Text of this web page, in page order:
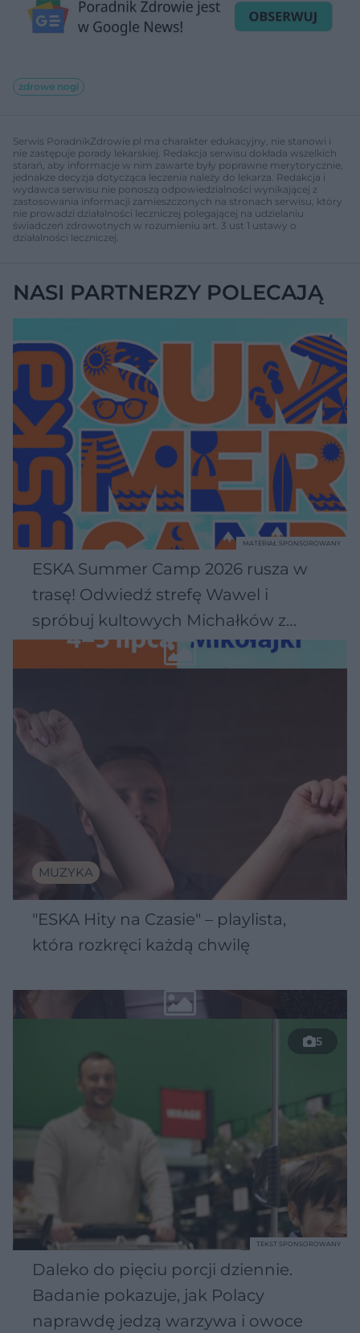
zdrowe nogi
Serwis PoradnikZdrowie.pl ma charakter edukacyjny, nie stanowi i
nie zastępuje porady lekarskiej. Redakcja serwisu dokłada wszelkich
starań, aby informacje w nim zawarte były poprawne merytorycznie,
jednakże decyzja dotycząca leczenia należy do lekarza. Redakcja i
wydawca serwisu nie ponoszą odpowiedzialności wynikającej z
zastosowania informacji zamieszczonych na stronach serwisu, który
nie prowadzi działalności leczniczej polegającej na udzielaniu
świadczeń zdrowotnych w rozumieniu art. 3 ust 1 ustawy o
działalności leczniczej.
NASI PARTNERZY POLECAJĄ
ESKA Summer Camp 2026 rusza w
trasę! Odwiedź strefę Wawel i
spróbuj kultowych Michałków z
Wawelu
MATERIAŁ SPONSOROWANY
MUZYKA
"ESKA Hity na Czasie" – playlista,
która rozkręci każdą chwilę
5
Daleko do pięciu porcji dziennie.
Badanie pokazuje, jak Polacy
naprawdę jedzą warzywa i owoce
TEKST SPONSOROWANY